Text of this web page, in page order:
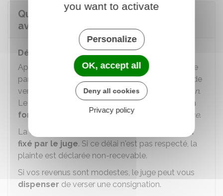
Quelles sont les suites d'une plainte
avec constitution de partie civile ?
Dépôt d'une consignation
Après le dépôt d'une plainte avec constitution de
partie civile, le juge d'instruction vous demande de
verser une somme d'argent appelée
consignation.
Le juge fixe le montant de cette consignation
en
fonction de vos revenusdans une ordonnance.
La consignation doit être
payée dans un délai
fixé par le juge. Si ce délai n'est pas respecté, la
plainte est déclarée non-recevable.
Si vos revenus sont modestes, le juge peut vous
dispenser de verser une consignation.
you want to activate
Personalize
OK, accept all
Deny all cookies
Privacy policy